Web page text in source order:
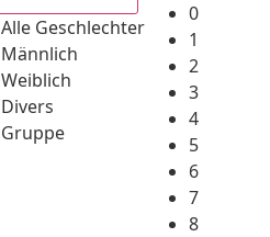
Alle Geschlechter
Männlich
Weiblich
Divers
Gruppe
0
1
2
3
4
5
6
7
8